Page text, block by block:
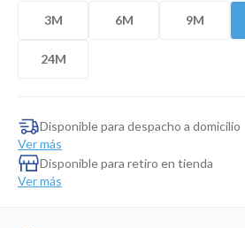
3M 6M 9M
24M
Disponible para despacho a domicilio
Ver más
Disponible para retiro en tienda
Ver más